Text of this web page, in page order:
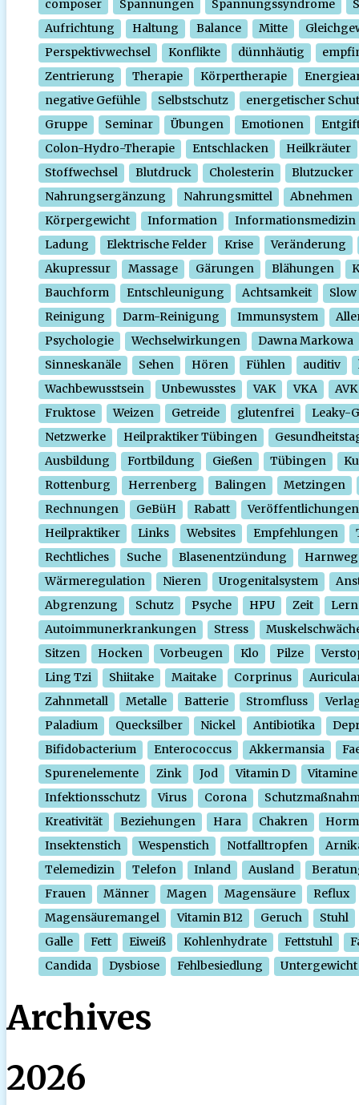
composer Spannungen Spannungssyndrome
Aufrichtung
Haltung Balance Mitte
Perspektivwechsel
Konflikte dünnhäutig
Zentrierung
Therapie Körpertherapie
negative Gefühle
Selbstschutz
energetischer
Gruppe
Seminar Übungen Emotionen
Colon-Hydro-Therapie
Entschlacken
Heilkräuter
Stoffwechsel
Blutdruck Cholesterin
Blutzucker
Nahrungsergänzung
Nahrungsmittel
Abnehmen
Körpergewicht
Information
Informationsmedizin
Ladung
Elektrische Felder Krise
Veränderung
Akupressur
Massage Gärungen Blähungen
Bauchform
Entschleunigung Achtsamkeit
Slow
Reinigung
Darm-Reinigung Immunsystem
Psychologie
Wechselwirkungen
Dawna Markowa
Sinneskanäle
Sehen Hören Fühlen auditiv
Wachbewusstsein
Unbewusstes VAK VKA
AVK
Fruktose
Weizen Getreide glutenfrei
Leaky-
Netzwerke
Heilpraktiker Tübingen
Ausbildung
Fortbildung Gießen Tübingen
Rottenburg
Herrenberg Balingen
Metzingen
Rechnungen
GeBüH Rabatt
Veröffentlichungen
Heilpraktiker
Links Websites Empfehlungen
Rechtliches
Suche Blasenentzündung
Wärmeregulation
Nieren Urogenitalsystem
Abgrenzung
Schutz Psyche HPU Zeit
Autoimmunerkrankungen
Stress
Sitzen
Hocken Vorbeugen Klo Pilze
Ling Tzi
Shiitake Maitake Corprinus
Zahnmetall
Metalle Batterie Stromfluss
Paladium
Quecksilber Nickel Antibiotika
Bifidobacterium
Enterococcus Akkermansia
Spurenelemente
Zink Jod Vitamin D
Vitamine
Infektionsschutz
Virus Corona
Kreativität
Beziehungen Hara Chakren
Insektenstich
Wespenstich Notfalltropfen
Telemedizin
Telefon Inland Ausland
Frauen
Männer Magen Magensäure
Reflux
Magensäuremangel
Vitamin B12 Geruch
Stuhl
Galle
Fett Eiweiß Kohlenhydrate Fettstuhl
Candida
Dysbiose Fehlbesiedlung Untergewicht
Archives
2026